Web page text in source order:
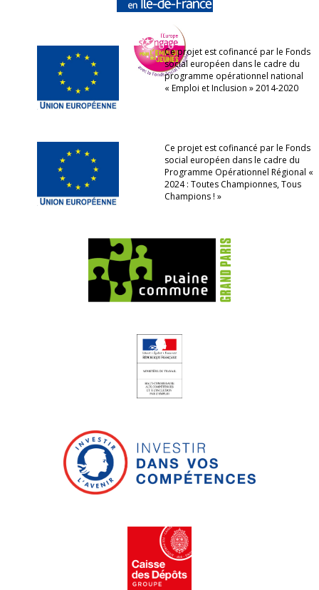
Ce projet est cofinancé par le Fonds
social européen dans le cadre du
programme opérationnel national
« Emploi et Inclusion » 2014-2020
Ce projet est cofinancé par le Fonds
social européen dans le cadre du
Programme Opérationnel Régional «
2024 : Toutes Championnes, Tous
Champions ! »